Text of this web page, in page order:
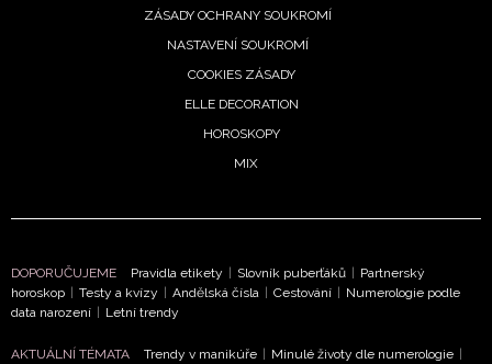
ZÁSADY OCHRANY SOUKROMÍ
NASTAVENÍ SOUKROMÍ
COOKIES ZÁSADY
ELLE DECORATION
HOROSKOPY
MIX
DOPORUČUJEME Pravidla etikety | Slovník puberťáků | Partnerský
horoskop | Testy a kvízy | Andělská čísla | Cestování | Numerologie podle
data narození | Letní trendy
AKTUÁLNÍ TÉMATA Trendy v manikúře | Minulé životy dle numerologie |